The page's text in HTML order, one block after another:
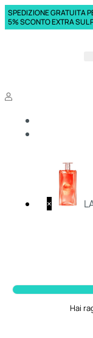
SPEDIZIONE GRATUITA
5% SCONTO EXTRA SUL
×
Hai